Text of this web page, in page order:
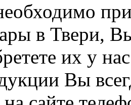
в Твери,
их у
Вы